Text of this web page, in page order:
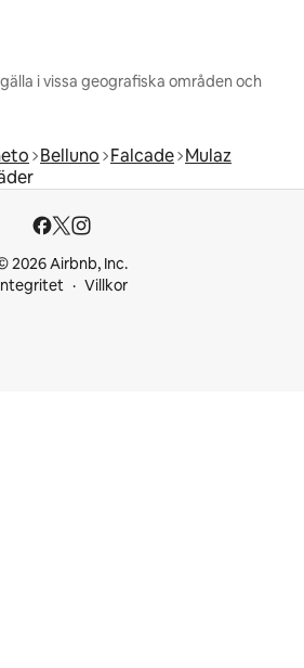
i vissa geografiska områden och
Belluno Falcade Mulaz
2026 Airbnb, Inc.
Villkor